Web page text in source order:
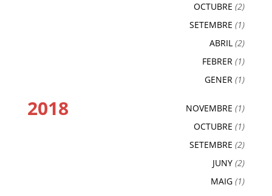
OCTUBRE (2)
SETEMBRE (1)
ABRIL (2)
FEBRER (1)
GENER (1)
2018 NOVEMBRE (1)
OCTUBRE (1)
SETEMBRE (2)
JUNY (2)
MAIG (1)